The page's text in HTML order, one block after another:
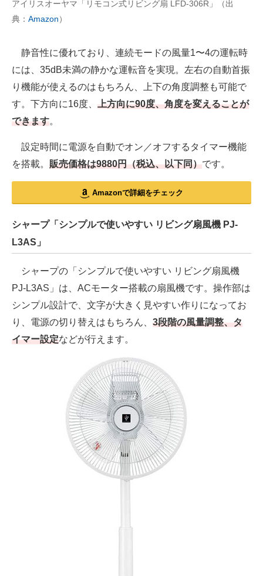
アイリスオーヤマ「リモコン式リビング扇 LFD-306R」（出
典： Amazon）
静音性に優れており、連続モードの風量1〜4の運転時
には、35dB未満の静かな運転音を実現。左右の自動首振
り機能が使えるのはもちろん、上下の角度調整も可能で
す。下方向に16度、 上方向に90度、角度を変えることが
できます。
設定時間に電源を自動でオン／オフするタイマー機能
を搭載。 販売価格は9880円（税込、以下同）です。
Amazonで詳細をチェック
シャープ「シンプルで使いやすい リビング扇風機 PJ-
L3AS」
シャープの「シンプルで使いやすい リビング扇風機
PJ-L3AS」は、ACモーター搭載の扇風機です。操作部は
シンプル設計で、文字が大きく見やすい作りになってお
り、電源の切り替えはもちろん、 3段階の風量調整、タ
イマー設定などが行えます。